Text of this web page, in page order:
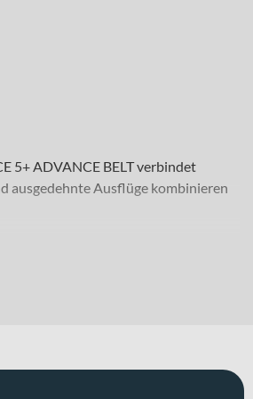
5+ ADVANCE BELT verbindet
ausgedehnte Ausflüge kombinieren